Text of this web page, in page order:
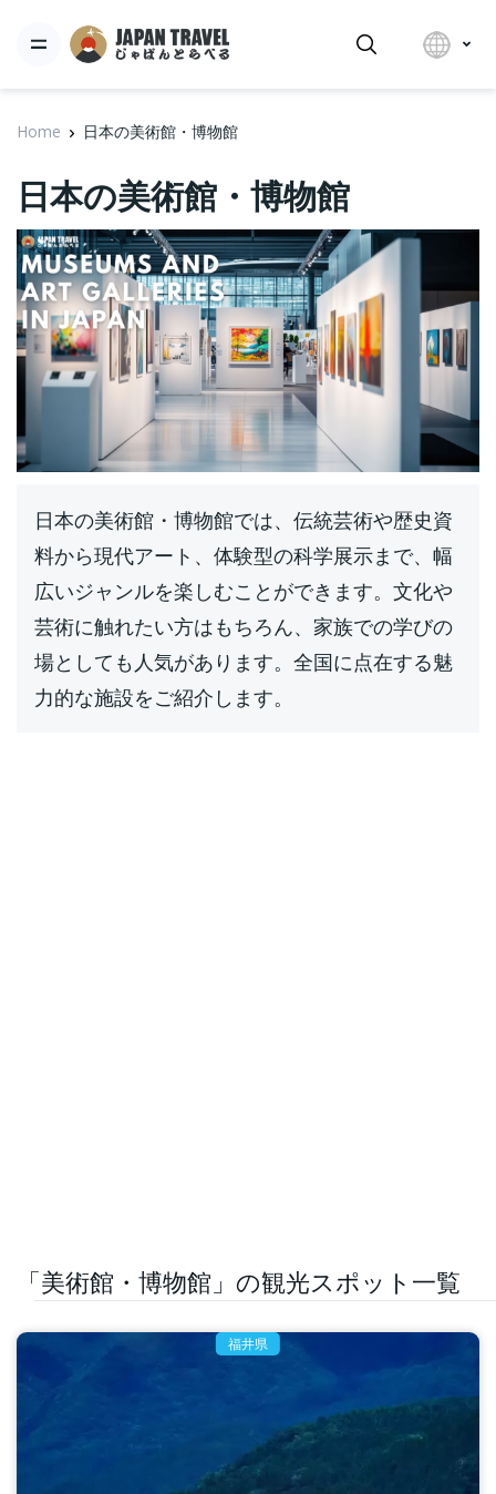
Home 日本の美術館・博物館
日本の美術館・博物館
日本の美術館・博物館では、伝統芸術や歴史資
料から現代アート、体験型の科学展示まで、幅
広いジャンルを楽しむことができます。文化や
芸術に触れたい方はもちろん、家族での学びの
場としても人気があります。全国に点在する魅
力的な施設をご紹介します。
「美術館・博物館」の観光スポット一覧
福井県